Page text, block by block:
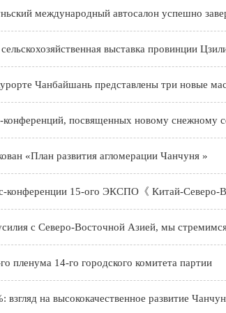
международный автосалон успешно
выставка провинции
Чанбайшань представлены три новые
конференций, посвященных новому снежному
«План развития агломерации Чанчуня »
конференции 15-ого ЭКСПО《 Китай-Северо-
с Северо-Восточной Азией, мы
пленума 14-го городского комитета партии
взгляд на высококачественное развитие